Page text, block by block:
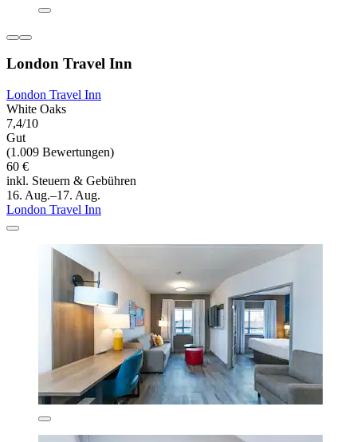
London Travel Inn
London Travel Inn
White Oaks
7,4/10
Gut
(1.009 Bewertungen)
60 €
inkl. Steuern & Gebühren
16. Aug.–17. Aug.
London Travel Inn